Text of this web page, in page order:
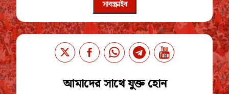
সাবস্ক্রাইব
আমাদের সাথে যুক্ত হোন